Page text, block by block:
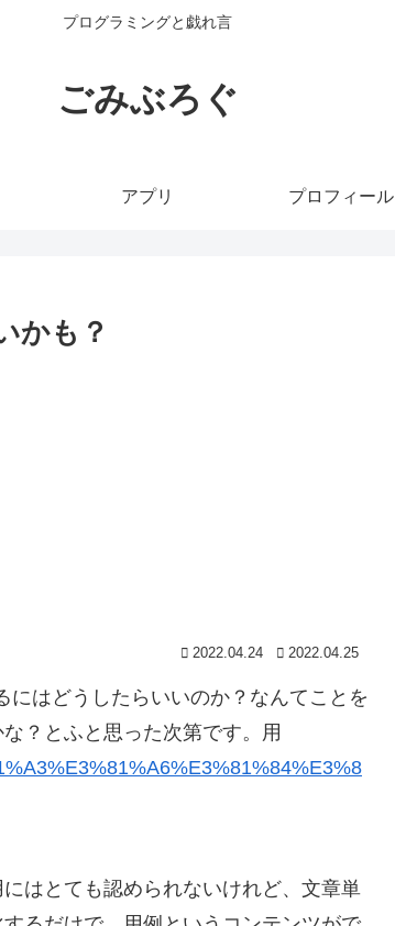
プログラミングと戯れ言
ごみぶろぐ
アプリ プロフィール
かも？
2022.04.24 2022.04.25
はどうしたらいいのか？なんてことを
？とふと思った次第です。用
はとても認められないけれど、文章単